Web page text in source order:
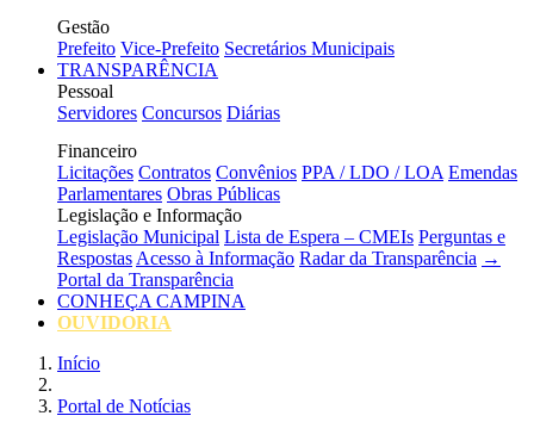
Gestão
Prefeito Vice-Prefeito Secretários Municipais
TRANSPARÊNCIA
Pessoal
Servidores Concursos Diárias
Financeiro
Licitações Contratos Convênios PPA / LDO / LOA Emendas
Parlamentares Obras Públicas
Legislação e Informação
Legislação Municipal Lista de Espera – CMEIs Perguntas e
Respostas Acesso à Informação Radar da Transparência →
Portal da Transparência
CONHEÇA CAMPINA
OUVIDORIA
Início
Portal de Notícias